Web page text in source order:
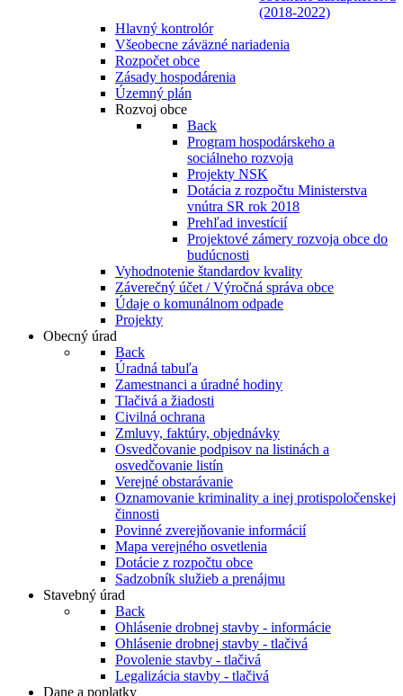
(2018-2022)
Hlavný kontrolór
Všeobecne záväzné nariadenia
Rozpočet obce
Zásady hospodárenia
Územný plán
Rozvoj obce
Back
Program hospodárskeho a
sociálneho rozvoja
Projekty NSK
Dotácia z rozpočtu Ministerstva
vnútra SR rok 2018
Prehľad investícií
Projektové zámery rozvoja obce do
budúcnosti
Vyhodnotenie štandardov kvality
Záverečný účet / Výročná správa obce
Údaje o komunálnom odpade
Projekty
Obecný úrad
Back
Úradná tabuľa
Zamestnanci a úradné hodiny
Tlačivá a žiadosti
Civilná ochrana
Zmluvy, faktúry, objednávky
Osvedčovanie podpisov na listinách a
osvedčovanie listín
Verejné obstarávanie
Oznamovanie kriminality a inej protispoločenskej
činnosti
Povinné zverejňovanie informácií
Mapa verejného osvetlenia
Dotácie z rozpočtu obce
Sadzobník služieb a prenájmu
Stavebný úrad
Back
Ohlásenie drobnej stavby - informácie
Ohlásenie drobnej stavby - tlačivá
Povolenie stavby - tlačivá
Legalizácia stavby - tlačivá
Dane a poplatky